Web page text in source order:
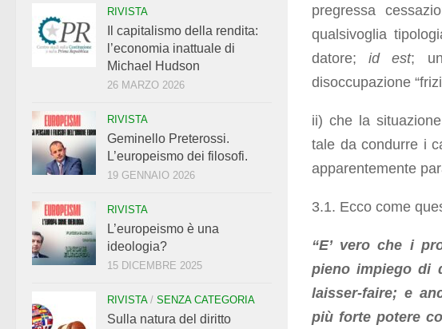
pregressa
qualsivoglia
datore;id est;
disoccupazione
ii) che la
tale da condurre i
apparentemente
3.1. Ecco come
“E’ vero che i
pieno impiego di
laisser-faire; e
più forte potere
RIVISTA
Il capitalismo della rendita:
l’economia inattuale di
Michael Hudson
26 MARZO 2026
RIVISTA
Geminello Preterossi.
L’europeismo dei filosofi.
19 GENNAIO 2026
RIVISTA
L’europeismo è una
ideologia?
15 DICEMBRE 2025
RIVISTA/ SENZA CATEGORIA
Sulla natura del diritto